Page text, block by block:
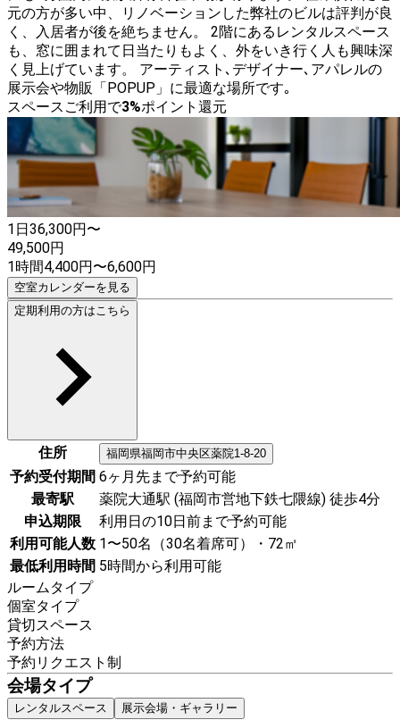
元の方が多い中、リノベーションした弊社のビルは評判が良
く、入居者が後を絶ちません。 2階にあるレンタルスペース
も、窓に囲まれて日当たりもよく、外をいき行く人も興味深
く見上げています。 アーティスト､デザイナー､アパレルの
展示会や物販「POPUP」に最適な場所です｡
スペースご利用で3%ポイント還元
1日36,300円〜
49,500円
1時間4,400円〜6,600円
空室カレンダーを見る
定期利用の方はこちら
住所 福岡県福岡市中央区薬院1-8-20
予約受付期間 6ヶ月先まで予約可能
最寄駅
薬院大通駅 (福岡市営地下鉄七隈線) 徒歩4分
申込期限
利用日の10日前まで予約可能
利用可能人数 1〜50名（30名着席可）・72㎡
最低利用時間 5時間から利用可能
ルームタイプ
個室タイプ
貸切スペース
予約方法
予約リクエスト制
会場タイプ
レンタルスペース 展示会場・ギャラリー